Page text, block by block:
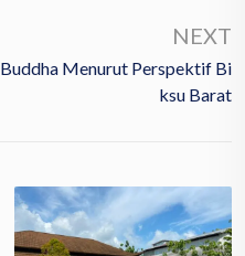
NEXT
Buddha Menurut Perspektif Bi
Ksu Barat